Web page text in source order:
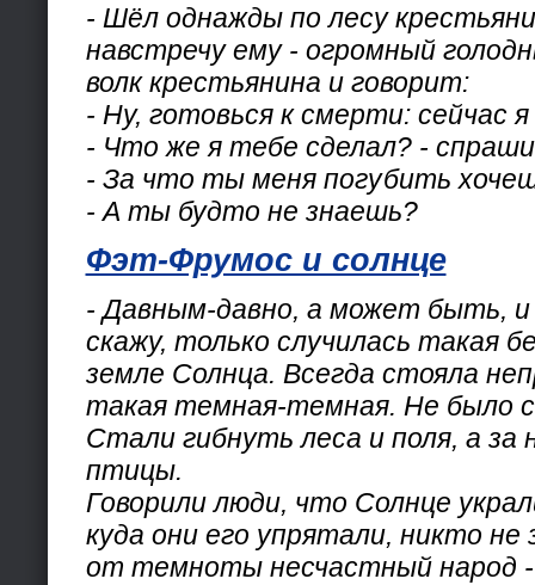
- Шёл однажды по лесу
навстречу ему - огромный
волк крестьянина и говорит:
- Ну, готовься к смерти: сейчас
- Что же я тебе сделал? -
- За что ты меня погубить
- А ты будто не знаешь?
Фэт-Фрумос и солнце
- Давным-давно, а может быть, и
скажу, только случилась такая
земле Солнца. Всегда стояла
такая темная-темная. Не было
Стали гибнуть леса и поля, а за
птицы.
Говорили люди, что Солнце
куда они его упрятали, никто не
от темноты несчастный народ -